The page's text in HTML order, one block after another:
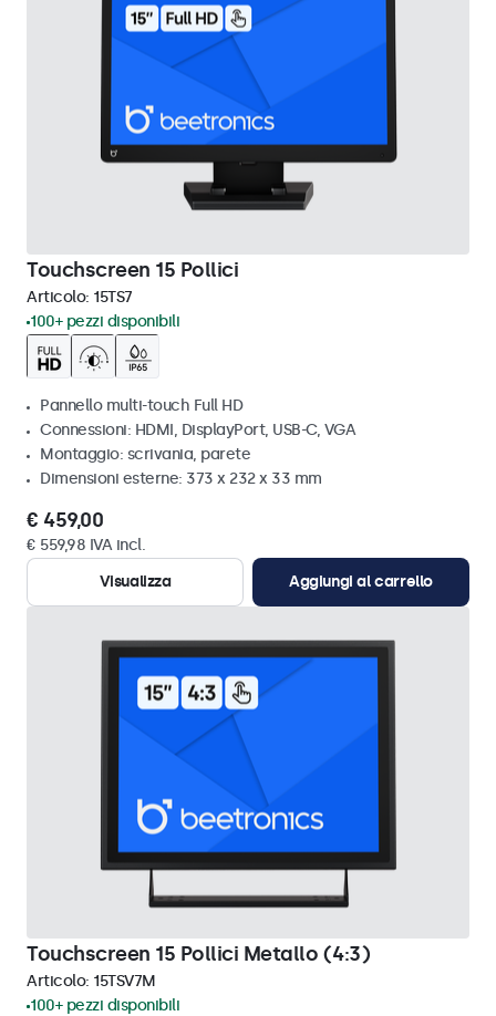
Touchscreen 15 Pollici
Articolo: 15TS7
100+ pezzi disponibili
Pannello multi-touch Full HD
Connessioni: HDMI, DisplayPort, USB-C, VGA
Montaggio: scrivania, parete
Dimensioni esterne: 373 x 232 x 33 mm
€ 459,00
€ 559,98 IVA incl.
Visualizza
Aggiungi al carrello
Touchscreen 15 Pollici Metallo (4:3)
Articolo: 15TSV7M
100+ pezzi disponibili